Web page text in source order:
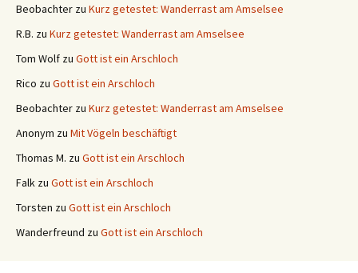
Beobachter zu Kurz getestet: Wanderrast am Amselsee
R.B. zu Kurz getestet: Wanderrast am Amselsee
Tom Wolf zu Gott ist ein Arschloch
Rico zu Gott ist ein Arschloch
Beobachter zu Kurz getestet: Wanderrast am Amselsee
Anonym zu Mit Vögeln beschäftigt
Thomas M. zu Gott ist ein Arschloch
Falk zu Gott ist ein Arschloch
Torsten zu Gott ist ein Arschloch
Wanderfreund zu Gott ist ein Arschloch